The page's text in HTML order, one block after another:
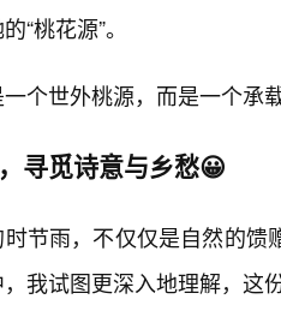
“桃花源”。
个世外桃源，而是一个承
寻觅诗意与乡愁😀
节雨，不仅仅是自然的
我试图更深入地理解，这